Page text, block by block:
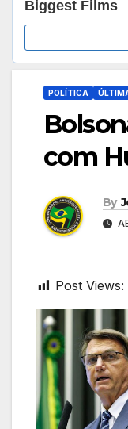
POLÍTICA
com
By
Post Views: